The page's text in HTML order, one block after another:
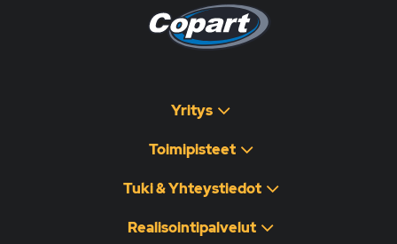
Yritys
Toimipisteet
Tuki & Yhteystiedot
Realisointipalvelut